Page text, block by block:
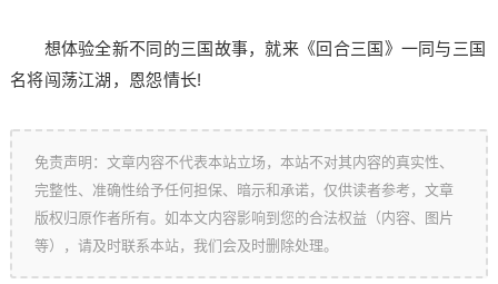
想体验全新不同的三国故事，就来《回合三国》一同与三国
名将闯荡江湖，恩怨情长!
免责声明：文章内容不代表本站立场，本站不对其内容的真实性、
完整性、准确性给予任何担保、暗示和承诺，仅供读者参考，文章
版权归原作者所有。如本文内容影响到您的合法权益（内容、图片
等），请及时联系本站，我们会及时删除处理。